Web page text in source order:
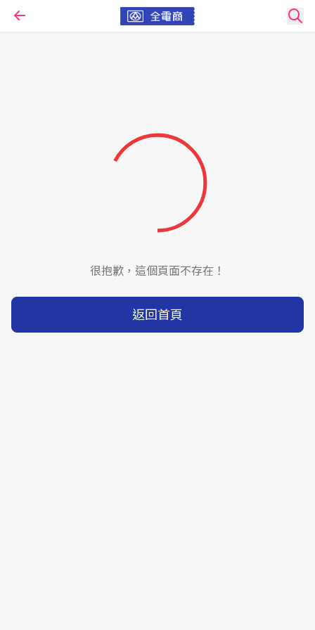
很抱歉，這個頁面不存在！
返回首頁